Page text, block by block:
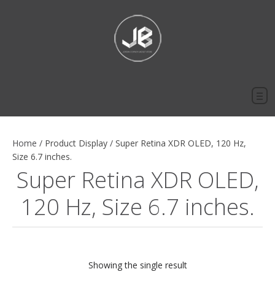
Home / Product Display / Super Retina XDR OLED, 120 Hz,
Size 6.7 inches.
Super Retina XDR OLED,
120 Hz, Size 6.7 inches.
Showing the single result